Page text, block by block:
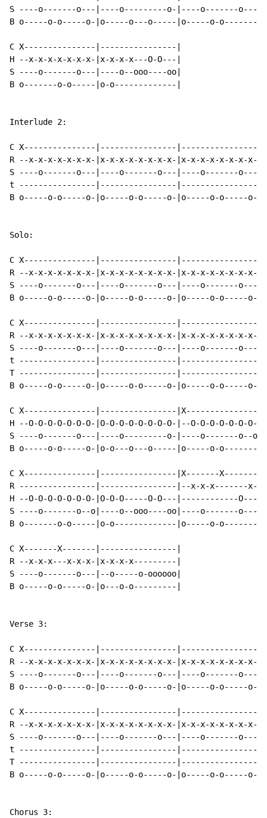
S ----o-------o---|----o---------o-|----o-------o---
B o-----o-o-----o-|o-----o---o-----|o-----o-o-------
C X---------------|----------------|
H --x-x-x-x-x-x-x-|x-x-x-x---O-O---|
S ----o-------o---|----o--ooo----oo|
B o-------o-o-----|o-o-------------|
Interlude 2:
C X---------------|----------------|----------------
R --x-x-x-x-x-x-x-|x-x-x-x-x-x-x-x-|x-x-x-x-x-x-x-
S ----o-------o---|----o-------o---|----o-------o---|--
t ----------------|----------------|----------------
B o-----o-o-----o-|o-----o-o-----o-|o-----o-o-----o-
Solo:
C X---------------|----------------|----------------
R --x-x-x-x-x-x-x-|x-x-x-x-x-x-x-x-|x-x-x-x-x-x-x-x-
S ----o-------o---|----o-------o---|----o-------o---
B o-----o-o-----o-|o-----o-o-----o-|o-----o-o-----o-
C X---------------|----------------|----------------
R --x-x-x-x-x-x-x-|x-x-x-x-x-x-x-x-|x-x-x-x-x-x-x-
S ----o-------o---|----o-------o---|----o-------o---
t ----------------|----------------|----------------
T ----------------|----------------|----------------
B o-----o-o-----o-|o-----o-o-----o-|o-----o-o-----
C X---------------|----------------|X---------------
H --O-O-O-O-O-O-O-|O-O-O-O-O-O-O-O-|--O-O-O-O-O-O-O-
S ----o-------o---|----o---------o-|----o-------o--
B o-----o-o-----o-|o-o---o---o-----|o-----o-o-------
C X---------------|----------------|X-------X-------
R ----------------|----------------|--x-x-x-------x-|x-
H --O-O-O-O-O-O-O-|O-O-O-----O-O---|------------
S ----o-------o--o|----o--ooo----oo|----o-------o---
B o-------o-o-----|o-o-------------|o-----o-o-------
C X-------X-------|----------------|
R --x-x-x---x-x-x-|x-x-x-x---------|
S ----o-------o---|--o-----o-oooooo|
B o-----o-o-----o-|o---o-o---------|
Verse 3:
C X---------------|----------------|----------------
R --x-x-x-x-x-x-x-|x-x-x-x-x-x-x-x-|x-x-x-x-x-x-x-x-
S ----o-------o---|----o-------o---|----o-------o---
B o-----o-o-----o-|o-----o-o-----o-|o-----o-o-----o-
C X---------------|----------------|----------------
R --x-x-x-x-x-x-x-|x-x-x-x-x-x-x-x-|x-x-x-x-x-x-x-
S ----o-------o---|----o-------o---|----o-------o---
t ----------------|----------------|----------------
T ----------------|----------------|----------------
B o-----o-o-----o-|o-----o-o-----o-|o-----o-o-----
Chorus 3: